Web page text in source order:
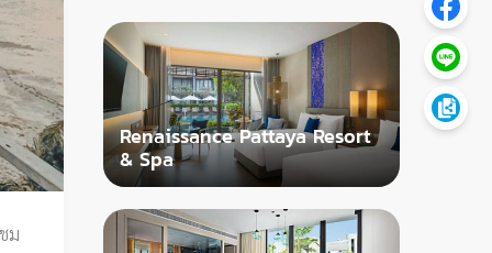
ม
Renaissance Pattaya Resort
& Spa